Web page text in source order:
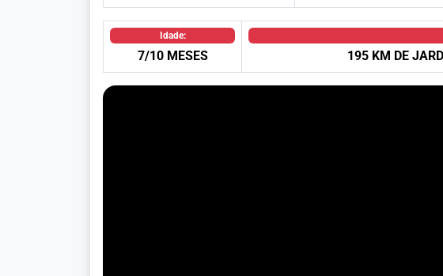
Idade:
7/10 MESES 195 KM DE